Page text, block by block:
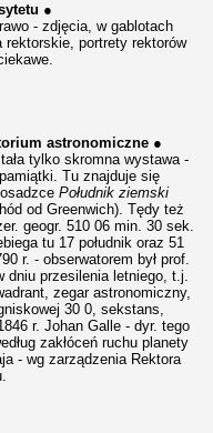
●
- zdjęcia, w gablotach
portrety rektorów
astronomiczne ●
tylko skromna wystawa -
Tu znajduje się
Południk ziemski
od Greenwich). Tędy też
geogr. 510 06 min. 30 sek.
tu 17 południk oraz 51
r. - obserwatorem był prof.
dniu przesilenia letniego, t.j.
zegar astronomiczny,
30 0, sekstans,
r. Johan Galle - dyr. tego
zakłóceń ruchu planety
- wg zarządzenia Rektora